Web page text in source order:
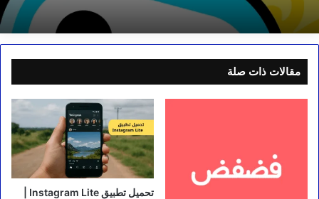
مقالات ذات صلة